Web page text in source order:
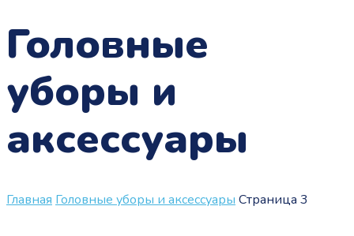
Головные
уборы и
аксессуары
Главная Головные уборы и аксессуары Страница 3